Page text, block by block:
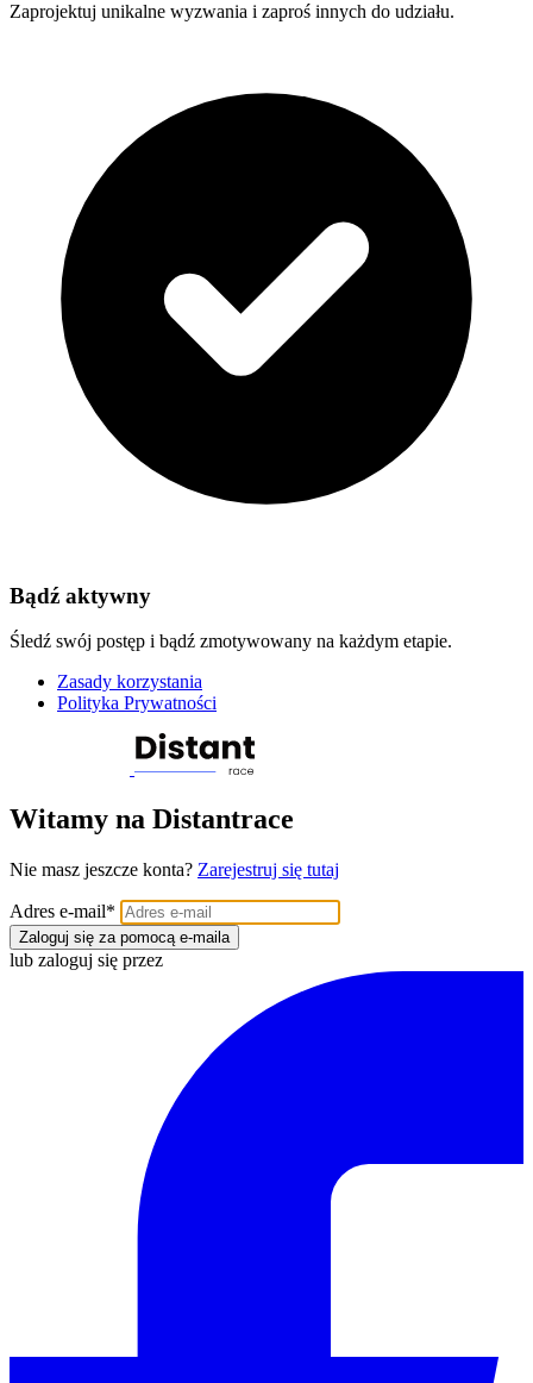
Zaprojektuj unikalne wyzwania i zaproś innych do udziału.
Bądź aktywny
Śledź swój postęp i bądź zmotywowany na każdym etapie.
Zasady korzystania
Polityka Prywatności
Witamy na Distantrace
Nie masz jeszcze konta? Zarejestruj się tutaj
Adres e-mail*
Zaloguj się za pomocą e-maila
lub zaloguj się przez